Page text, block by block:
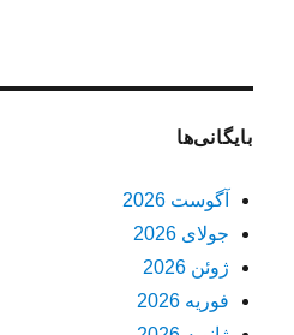
بایگانی‌ها
آگوست 2026
جولای 2026
ژوئن 2026
فوریه 2026